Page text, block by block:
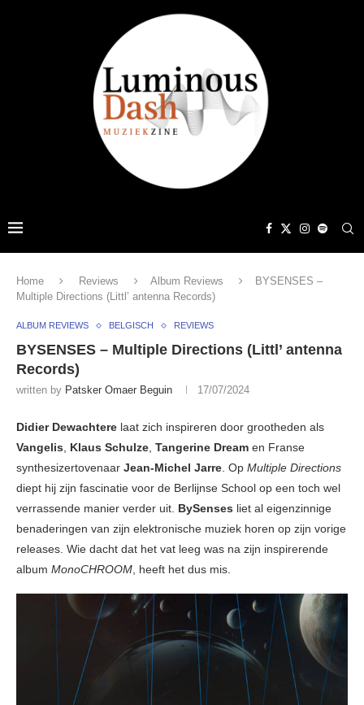
Home Reviews Album Reviews
BYSENSES –
Multiple Directions (Littl’ antenna Records)
ALBUM REVIEWS BELGISCH REVIEWS
BYSENSES – Multiple Directions (Littl’ antenna
Records)
written by Patsker Omaer Beguin 17/07/2024
Didier Dewachtere laat zich inspireren door grootheden als
Vangelis, Klaus Schulze, Tangerine Dream en Franse
synthesizertovenaar Jean-Michel Jarre. Op Multiple Directions
diept hij zijn fascinatie voor de Berlijnse School op een toch wel
verrassende manier verder uit. BySenses liet al eigenzinnige
benaderingen van zijn elektronische muziek horen op zijn vorige
releases. Wie dacht dat het vat leeg was na zijn inspirerende
album MonoCHROOM, heeft het dus mis.